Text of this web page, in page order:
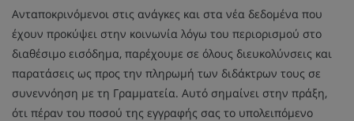
Ανταποκρινόμενοι στις ανάγκες και στα νέα δεδομένα που
έχουν προκύψει στην κοινωνία λόγω του περιορισμού στο
διαθέσιμο εισόδημα, παρέχουμε σε όλους διευκολύνσεις και
παρατάσεις ως προς την πληρωμή των διδάκτρων τους σε
συνεννόηση με τη Γραμματεία. Αυτό σημαίνει στην πράξη,
ότι πέραν του ποσού της εγγραφής σας το υπολειπόμενο